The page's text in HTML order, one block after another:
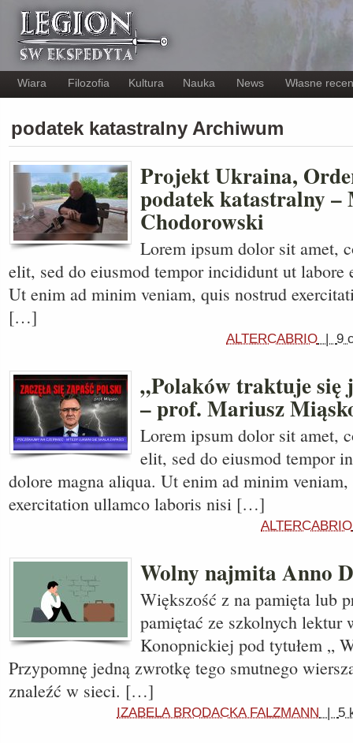
Wiara Filozofia Kultura Nauka News Własne
podatek katastralny Archiwum
Projekt Ukraina,
podatek katastralny –
Chodorowski
Lorem ipsum dolor sit amet,
elit, sed do eiusmod tempor incididunt ut labore
Ut enim ad minim veniam, quis nostrud
[…]
ALTERCABRIO | 9
„Polaków traktuje się
– prof. Mariusz
Lorem ipsum dolor sit amet,
elit, sed do eiusmod tempor
dolore magna aliqua. Ut enim ad minim
exercitation ullamco laboris nisi […]
ALTERCABRIO
Wolny najmita Anno
Większość z na pamięta lub
pamiętać ze szkolnych lektur
Konopnickiej pod tytułem „
Przypomnę jedną zwrotkę tego smutnego
znaleźć w sieci. […]
IZABELA BRODACKA FALZMANN | 5